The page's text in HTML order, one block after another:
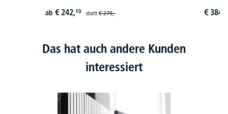
ab € 242,10 statt€ 279,- € 384,
Das hat auch andere Kunden
interessiert